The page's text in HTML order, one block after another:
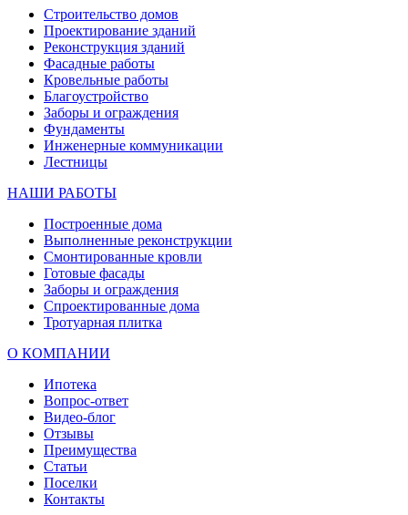
Строительство домов
Проектирование зданий
Реконструкция зданий
Фасадные работы
Кровельные работы
Благоустройство
Заборы и ограждения
Фундаменты
Инженерные коммуникации
Лестницы
НАШИ РАБОТЫ
Построенные дома
Выполненные реконструкции
Смонтированные кровли
Готовые фасады
Заборы и ограждения
Спроектированные дома
Тротуарная плитка
О КОМПАНИИ
Ипотека
Вопрос-ответ
Видео-блог
Отзывы
Преимущества
Статьи
Поселки
Контакты